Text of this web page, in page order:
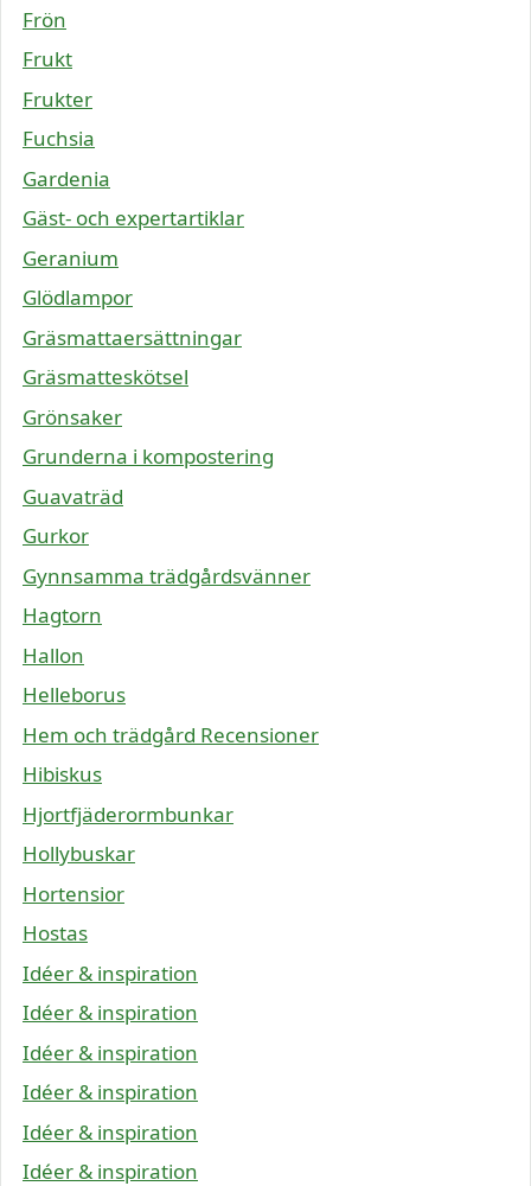
Frön
Frukt
Frukter
Fuchsia
Gardenia
Gäst- och expertartiklar
Geranium
Glödlampor
Gräsmattaersättningar
Gräsmatteskötsel
Grönsaker
Grunderna i kompostering
Guavaträd
Gurkor
Gynnsamma trädgårdsvänner
Hagtorn
Hallon
Helleborus
Hem och trädgård Recensioner
Hibiskus
Hjortfjäderormbunkar
Hollybuskar
Hortensior
Hostas
Idéer & inspiration
Idéer & inspiration
Idéer & inspiration
Idéer & inspiration
Idéer & inspiration
Idéer & inspiration